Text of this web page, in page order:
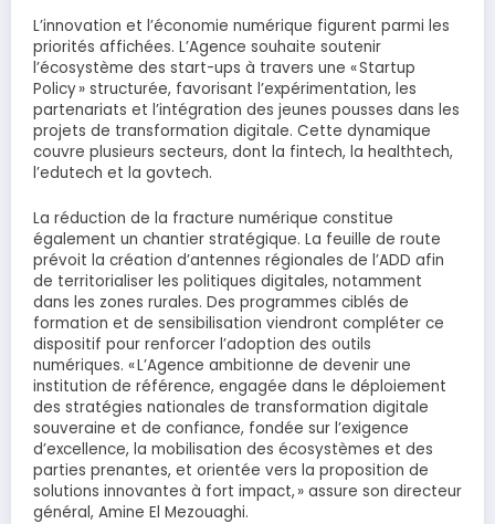
L’innovation et l’économie numérique figurent parmi les
priorités affichées. L’Agence souhaite soutenir
l’écosystème des start-ups à travers une « Startup
Policy » structurée, favorisant l’expérimentation, les
partenariats et l’intégration des jeunes pousses dans les
projets de transformation digitale. Cette dynamique
couvre plusieurs secteurs, dont la fintech, la healthtech,
l’edutech et la govtech.
La réduction de la fracture numérique constitue
également un chantier stratégique. La feuille de route
prévoit la création d’antennes régionales de l’ADD afin
de territorialiser les politiques digitales, notamment
dans les zones rurales. Des programmes ciblés de
formation et de sensibilisation viendront compléter ce
dispositif pour renforcer l’adoption des outils
numériques. « L’Agence ambitionne de devenir une
institution de référence, engagée dans le déploiement
des stratégies nationales de transformation digitale
souveraine et de confiance, fondée sur l’exigence
d’excellence, la mobilisation des écosystèmes et des
parties prenantes, et orientée vers la proposition de
solutions innovantes à fort impact, » assure son directeur
général, Amine El Mezouaghi.